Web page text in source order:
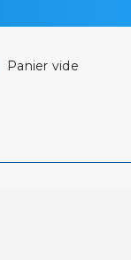
Panier vide